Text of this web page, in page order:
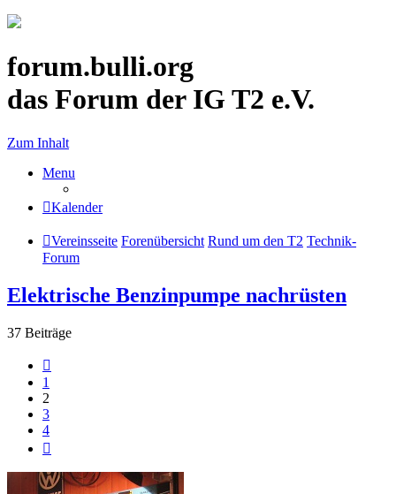
forum.bulli.org
das Forum der IG T2 e.V.
Zum Inhalt
Menu
Kalender
Vereinsseite Forenübersicht Rund um den T2 Technik-
Forum
Elektrische Benzinpumpe nachrüsten
37 Beiträge
1
2
3
4